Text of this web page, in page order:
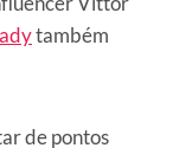
também
de pontos